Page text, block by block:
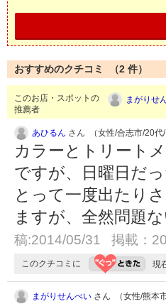
おすすめのクチコミ （2 件）
このお店・スポットの
推薦者
まがりせ
あひるん さん （女性/合志市/20代/
カラーとトリート
ですが、日曜日だ
とって一度出たり
ますが、全然問題
稿:2014/05/31 掲載：
このクチコミに 現
まがりせんべい さん （女性/熊本